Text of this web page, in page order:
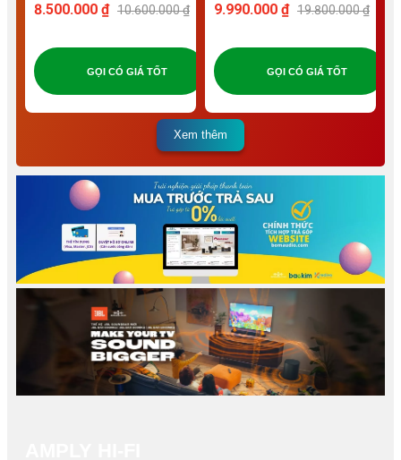
8.500.000 ₫ 10.600.000 ₫
GỌI CÓ GIÁ TỐT
9.990.000 ₫ 19.800.000 ₫
GỌI CÓ GIÁ TỐT
Xem thêm